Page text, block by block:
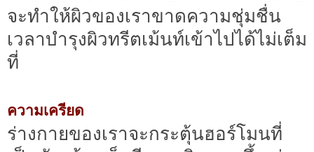
จะทำให้ผิวของเราขาดความชุ่มชื่น
เวลาบำรุงผิวทรีตเม้นท์เข้าไปได้ไม่เต็ม
ที่
ความเครียด
ร่างกายของเราจะกระตุ้นฮอร์โมนที่